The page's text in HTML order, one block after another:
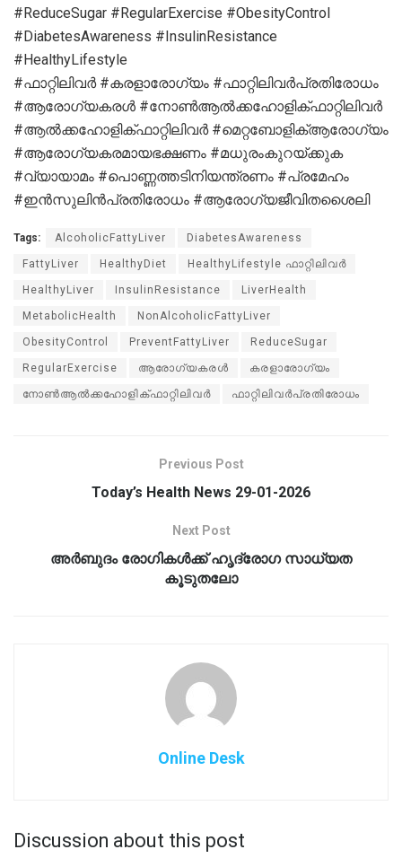
#ReduceSugar #RegularExercise #ObesityControl
#DiabetesAwareness #InsulinResistance
#HealthyLifestyle
#ഫാറ്റിലിവർ #കരളാരോഗ്യം #ഫാറ്റിലിവർപ്രതിരോധം
#ആരോഗ്യകരൾ #നോൺആൽക്കഹോളിക്ഫാറ്റിലിവർ
#ആൽക്കഹോളിക്ഫാറ്റിലിവർ #മെറ്റബോളിക്ആരോഗ്യം
#ആരോഗ്യകരമായഭക്ഷണം #മധുരംകുറയ്ക്കുക
#വ്യായാമം #പൊണ്ണത്തടിനിയന്ത്രണം #പ്രമേഹം
#ഇൻസുലിൻപ്രതിരോധം #ആരോഗ്യജീവിതശൈലി
Tags: AlcoholicFattyLiver DiabetesAwareness
FattyLiver HealthyDiet HealthyLifestyle ഫാറ്റിലിവർ
HealthyLiver InsulinResistance LiverHealth
MetabolicHealth NonAlcoholicFattyLiver
ObesityControl PreventFattyLiver ReduceSugar
RegularExercise ആരോഗ്യകരൾ കരളാരോഗ്യം
നോൺആൽക്കഹോളിക്ഫാറ്റിലിവർ ഫാറ്റിലിവർപ്രതിരോധം
Previous Post
Today’s Health News 29-01-2026
Next Post
അർബുദം രോഗികൾക്ക് ഹൃദ്രോഗ സാധ്യത
കൂടുതലോ
Online Desk
Discussion about this post